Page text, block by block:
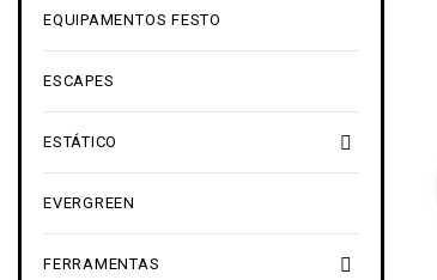
EQUIPAMENTOS FESTO
ESCAPES

ESTÁTICO
EVERGREEN

FERRAMENTAS